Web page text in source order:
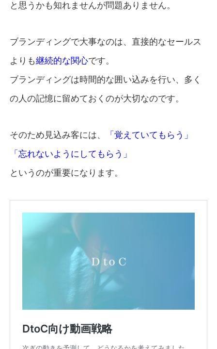
と思うかも知れませんが問題ありません。
ブランディングで大事なのは、直接的なセールス
よりも継続的な関心です。
ブランディングは時間的な囲い込みを行い、多く
の人の記憶に留めておくのが大切なのです。
そのため見込み客には、
「覚えていてもらう」
「忘れないようにしてもらう」
というのが重要になります。